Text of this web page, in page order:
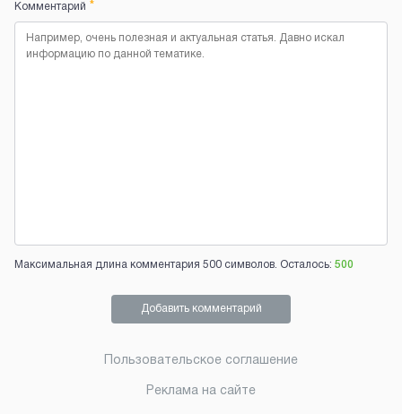
Комментарий *
Максимальная длина комментария 500 символов. Осталось: 500
Добавить комментарий
Пользовательское соглашение
Реклама на сайте